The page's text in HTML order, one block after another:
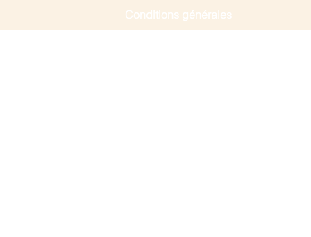
Conditions générales